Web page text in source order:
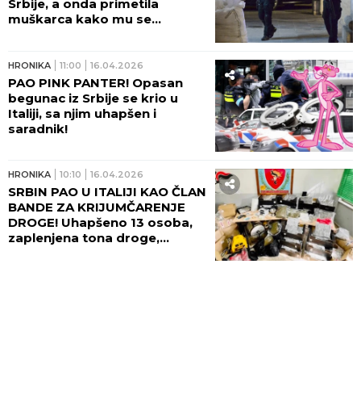
Srbije, a onda primetila
muškarca kako mu se
HRONIKA 11:00 16.04.2026
PAO PINK PANTER! Opasan
begunac iz Srbije se krio u
Italiji, sa njim uhapšen i
saradnik!
HRONIKA 10:10 16.04.2026
SRBIN PAO U ITALIJI KAO ČLAN
BANDE ZA KRIJUMČARENJE
DROGE! Uhapšeno 13 osoba,
zaplenjena tona droge,